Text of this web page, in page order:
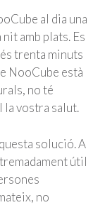
al dia una
amb plats. Es
trenta minuts
NooCube està
no té
la vostra salut.
solució. A
útil
no